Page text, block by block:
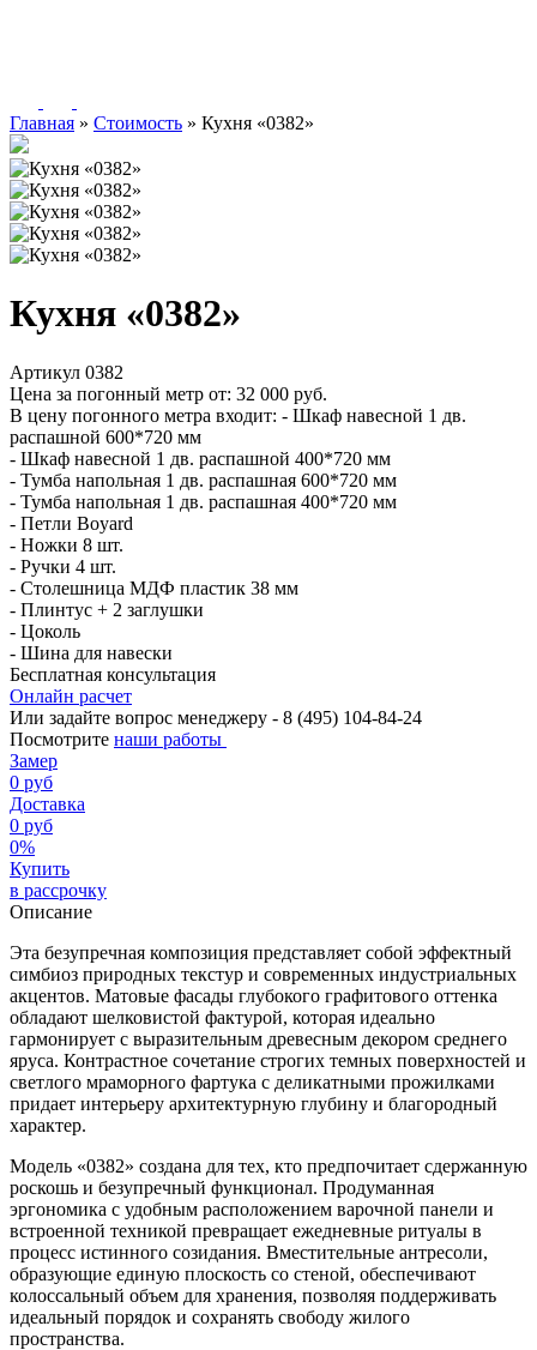
Главная » Стоимость » Кухня «0382»
Кухня «0382»
Артикул 0382
Цена за погонный метр от: 32 000 руб.
В цену погонного метра входит: - Шкаф навесной 1 дв.
распашной 600*720 мм
- Шкаф навесной 1 дв. распашной 400*720 мм
- Тумба напольная 1 дв. распашная 600*720 мм
- Тумба напольная 1 дв. распашная 400*720 мм
- Петли Boyard
- Ножки 8 шт.
- Ручки 4 шт.
- Столешница МДФ пластик 38 мм
- Плинтус + 2 заглушки
- Цоколь
- Шина для навески
Бесплатная консультация
Онлайн расчет
Или задайте вопрос менеджеру - 8 (495) 104-84-24
Посмотрите наши работы
Замер
0 руб
Доставка
0 руб
0%
Купить
в рассрочку
Описание
Эта безупречная композиция представляет собой эффектный
симбиоз природных текстур и современных индустриальных
акцентов. Матовые фасады глубокого графитового оттенка
обладают шелковистой фактурой, которая идеально
гармонирует с выразительным древесным декором среднего
яруса. Контрастное сочетание строгих темных поверхностей и
светлого мраморного фартука с деликатными прожилками
придает интерьеру архитектурную глубину и благородный
характер.
Модель «0382» создана для тех, кто предпочитает сдержанную
роскошь и безупречный функционал. Продуманная
эргономика с удобным расположением варочной панели и
встроенной техникой превращает ежедневные ритуалы в
процесс истинного созидания. Вместительные антресоли,
образующие единую плоскость со стеной, обеспечивают
колоссальный объем для хранения, позволяя поддерживать
идеальный порядок и сохранять свободу жилого
пространства.